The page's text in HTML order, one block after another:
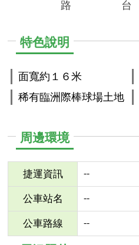
路
台
特色說明
面寬約１６米
稀有臨洲際棒球場土地
周邊環境
捷運資訊 --
公車站名 --
公車路線 --